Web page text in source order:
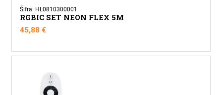
Šifra: HL0810300001
RGBIC SET NEON FLEX 5M
45,88€